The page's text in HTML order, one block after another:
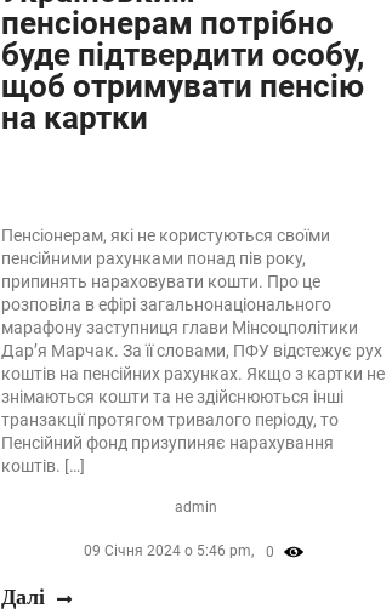
пенсіонерам потрібно
буде підтвердити особу,
щоб отримувати пенсію
на картки
Пенсіонерам, які не користуються своїми
пенсійними рахунками понад пів року,
припинять нараховувати кошти. Про це
розповіла в ефірі загальнонаціонального
марафону заступниця глави Мінсоцполітики
Дар’я Марчак. За її словами, ПФУ відстежує рух
коштів на пенсійних рахунках. Якщо з картки не
знімаються кошти та не здійснюються інші
транзакції протягом тривалого періоду, то
Пенсійний фонд призупиняє нарахування
коштів. […]
admin
09 Січня 2024 о 5:46 pm, 0
Далі